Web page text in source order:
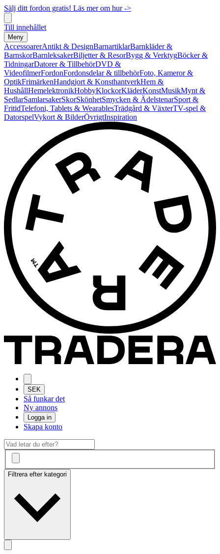
Sälj ditt fordon gratis! Läs mer om hur ->
Till innehållet
Meny
AccessoarerAntikt & DesignBarnartiklarBarnkläder &
BarnskorBarnleksakerBiljetter & ResorBygg & VerktygBöcker &
TidningarDatorer & TillbehörDVD &
VideofilmerFordonFordonsdelar & tillbehörFoto, Kameror &
OptikFrimärkenHandgjort & KonsthantverkHem &
HushållHemelektronikHobbyKlockorKläderKonstMusikMynt &
SedlarSamlarsakerSkorSkönhetSmycken & ÄdelstenarSport &
FritidTelefoni, Tablets & WearablesTrädgård & VäxterTV-spel &
DatorspelVykort & BilderÖvrigtInspiration
SEK
Så funkar det
Ny annons
Logga in
Skapa konto
Filtrera efter kategori